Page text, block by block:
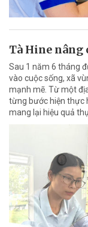
Tà Hine nâng
Sau 1 năm 6 tháng
vào cuộc sống, xã
mạnh mẽ. Từ một
từng bước hiện thực
mang lại hiệu quả